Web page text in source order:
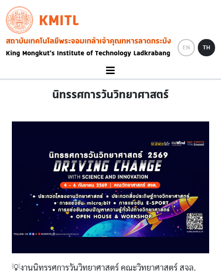
Skip to main content
KMITL
Image
EN TH
นิทรรศการวันวิทยาศาสตร์
💡งานนิทรรศการวันวิทยาศาสตร์ คณะวิทยาศาสตร์ สจล.